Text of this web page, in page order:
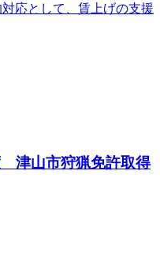
応として、賃上げの支援
津山市狩猟免許取得